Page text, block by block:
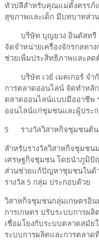
หัวปลีสำหรับคุณแม่ตั้งครร
สุขภาพและเด็ก มีบทบาทส่ว
บริษัท บุญยวง อินดัสทรี
จัดจำหน่ายเครื่องจักรกลทา
ช่วยเพิ่มประสิทธิภาพและล
บริษัท เวย์ เมคเกอร์ จ
การตลาดออนไลน์ จัดทำหลั
ตลาดออนไลน์แบบมืออาชีพ
ออนไลน์แก่ชุมชนและผู้ประ
5 รางวัลวิสาหกิจชุมชนต้
สำหรับรางวัลวิสาหกิจชุมช
เศรษฐกิจชุมชน โดยนำภูมิ
ส่วนช่วยแก้ปัญหาชุมชนในด้
รางวัล 5 กลุ่ม ประกอบด้วย
วิสาหกิจชุมชนกลุ่มเกษตรอิน
การเกษตร ปรับระบบการผลิ
เชื่อมโยงกับระบบตลาดสมัย
ระบบการผลิตและการตลา